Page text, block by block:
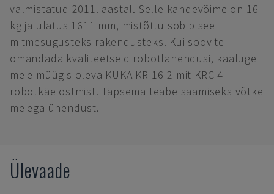
valmistatud 2011. aastal. Selle kandevõime on 16
kg ja ulatus 1611 mm, mistõttu sobib see
mitmesugusteks rakendusteks. Kui soovite
omandada kvaliteetseid robotlahendusi, kaaluge
meie müügis oleva KUKA KR 16-2 mit KRC 4
robotkäe ostmist. Täpsema teabe saamiseks võtke
meiega ühendust.
Ülevaade